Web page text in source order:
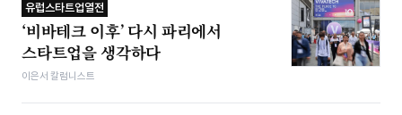
유럽스타트업열전
‘비바테크 이후’ 다시 파리에서
스타트업을 생각하다
이은서 칼럼니스트